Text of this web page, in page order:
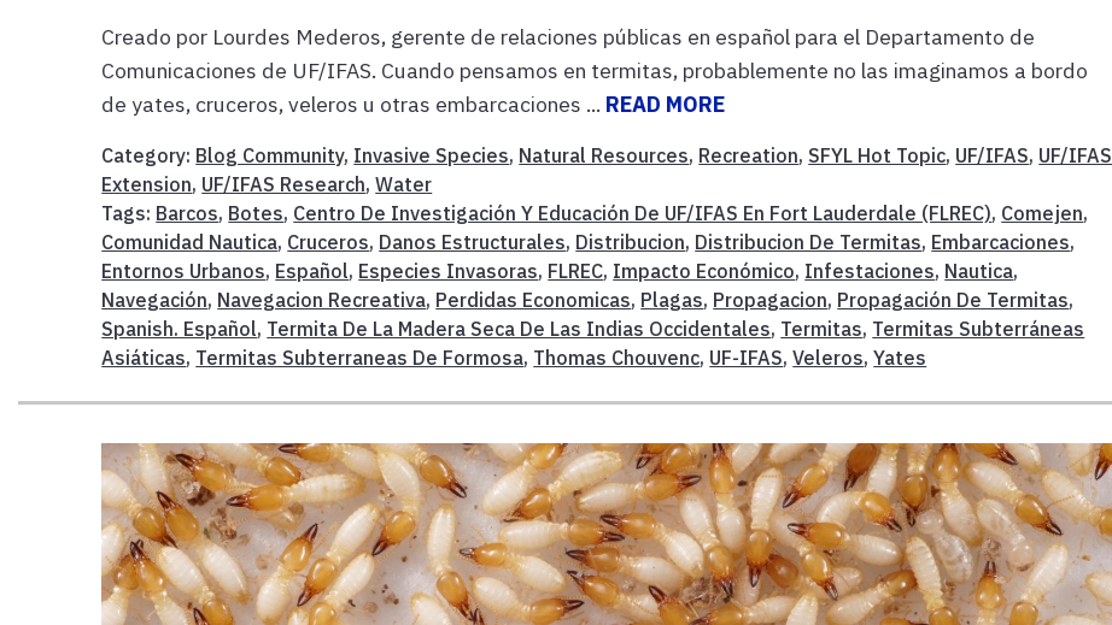
Creado por Lourdes Mederos, gerente de relaciones públicas en español para el Departamento de
Comunicaciones de UF/IFAS. Cuando pensamos en termitas, probablemente no las imaginamos a bordo
de yates, cruceros, veleros u otras embarcaciones ... READ MORE
Category: Blog Community, Invasive Species, Natural Resources, Recreation, SFYL Hot Topic, UF/IFAS, UF/IFAS
Extension, UF/IFAS Research,Water
Tags: Barcos, Botes, Centro De Investigación Y Educación De UF/IFAS En Fort Lauderdale (FLREC), Comejen,
Comunidad Nautica, Cruceros, Danos Estructurales, Distribucion, Distribucion De Termitas, Embarcaciones,
Entornos Urbanos, Español, Especies Invasoras, FLREC, Impacto Económico, Infestaciones, Nautica,
Navegación, Navegacion Recreativa, Perdidas Economicas, Plagas, Propagacion, Propagación De Termitas,
Spanish. Español, Termita De La Madera Seca De Las Indias Occidentales, Termitas, Termitas Subterráneas
Asiáticas, Termitas Subterraneas De Formosa, Thomas Chouvenc, UF-IFAS,Veleros,Yates